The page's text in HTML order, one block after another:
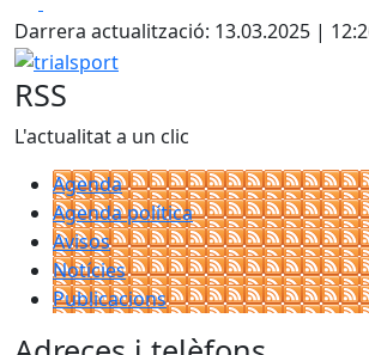
Darrera actualització: 13.03.2025 |
trialsport
RSS
L'actualitat a un clic
Agenda
Agenda política
Avisos
Notícies
Publicacions